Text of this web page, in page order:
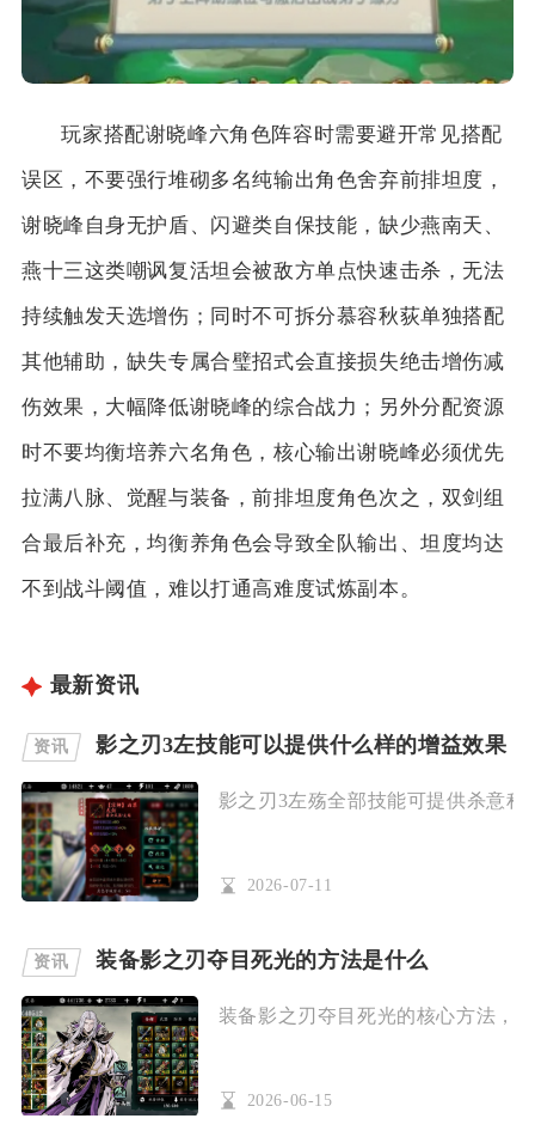
玩家搭配谢晓峰六角色阵容时需要避开常见搭配
误区，不要强行堆砌多名纯输出角色舍弃前排坦度，
谢晓峰自身无护盾、闪避类自保技能，缺少燕南天、
燕十三这类嘲讽复活坦会被敌方单点快速击杀，无法
持续触发天选增伤；同时不可拆分慕容秋荻单独搭配
其他辅助，缺失专属合璧招式会直接损失绝击增伤减
伤效果，大幅降低谢晓峰的综合战力；另外分配资源
时不要均衡培养六名角色，核心输出谢晓峰必须优先
拉满八脉、觉醒与装备，前排坦度角色次之，双剑组
合最后补充，均衡养角色会导致全队输出、坦度均达
不到战斗阈值，难以打通高难度试炼副本。
最新资讯
资讯 影之刃3左技能可以提供什么样的增益效果
影之刃3左殇全部技能可提供杀意
2026-07-11
资讯 装备影之刃夺目死光的方法是什么
装备影之刃夺目死光的核心方法，
2026-06-15